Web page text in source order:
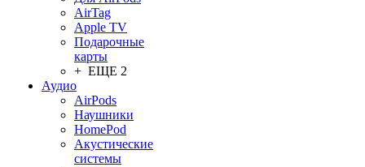
AirTag
Apple TV
Подарочные
карты
+ ЕЩЕ 2
Аудио
AirPods
Наушники
HomePod
Акустические
системы